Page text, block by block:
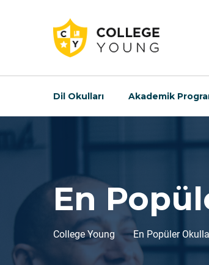
Dil Okulları Akademik
En
College Young En Popüler